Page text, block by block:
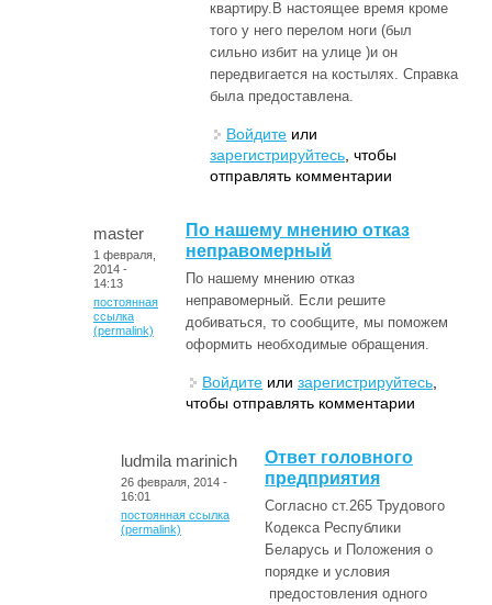
квартиру.В настоящее время кроме
того у него перелом ноги (был
сильно избит на улице )и он
передвигается на костылях. Справка
была предоставлена.
Войдите или
зарегистрируйтесь , чтобы
отправлять комментарии
master
1 февраля,
2014 -
14:13
постоянная
ссылка
(permalink)
По нашему мнению отказ
неправомерный
По нашему мнению отказ
неправомерный. Если решите
добиваться, то сообщите, мы поможем
оформить необходимые обращения.
Войдите или зарегистрируйтесь
чтобы отправлять комментарии
ludmila marinich
26 февраля, 2014 -
16:01
постоянная ссылка
(permalink)
Ответ головного
предприятия
Согласно ст.265 Трудового
Кодекса Республики
Беларусь и Положения о
порядке и условия
предостовления одного